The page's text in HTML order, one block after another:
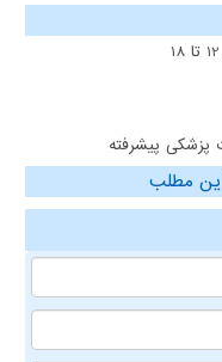
پزشکی پیشرفته
این مطلب